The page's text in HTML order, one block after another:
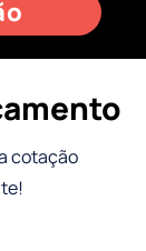
cotação